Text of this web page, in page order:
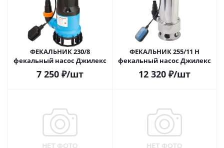
ФЕКАЛЬНИК 230/8
фекальный насос Джилекс
7 250 ₽/шт
ФЕКАЛЬНИК 255/11 Н
фекальный насос Джилекс
12 320 ₽/шт